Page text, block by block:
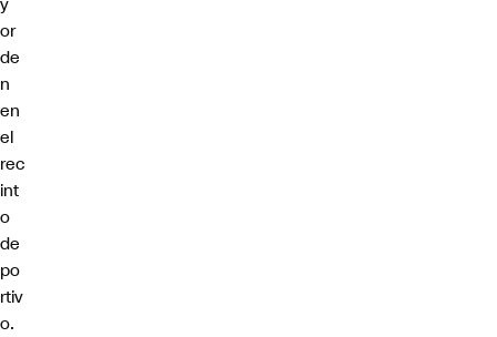
or
de
n
en
el
rec
int
o
de
po
rtiv
o.